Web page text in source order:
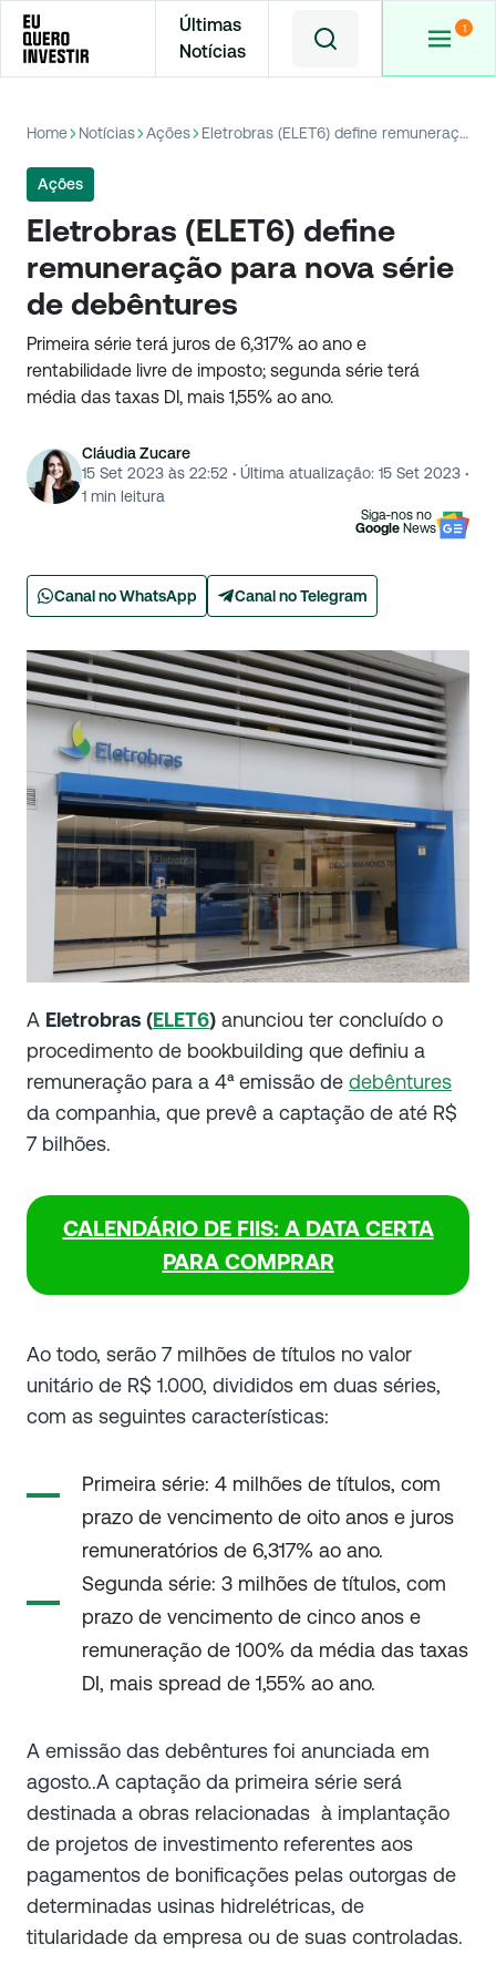
Últimas
Notícias
Home Notícias Ações Eletrobras (ELET6) define remuneração para nova série de debêntures
Ações
Eletrobras (ELET6) define
remuneração para nova série
de debêntures
Primeira série terá juros de 6,317% ao ano e
rentabilidade livre de imposto; segunda série terá
média das taxas DI, mais 1,55% ao ano.
Cláudia Zucare
15 Set 2023 às 22:52 · Última atualização: 15 Set 2023 ·
1 min leitura
Siga-nos no
Google News
Canal no WhatsApp Canal no Telegram
A Eletrobras (ELET6) anunciou ter concluído o
procedimento de bookbuilding que definiu a
remuneração para a 4ª emissão de debêntures
da companhia, que prevê a captação de até R$
7 bilhões.
CALENDÁRIO DE FIIS: A DATA CERTA
PARA COMPRAR
Ao todo, serão 7 milhões de títulos no valor
unitário de R$ 1.000, divididos em duas séries,
com as seguintes características:
Primeira série: 4 milhões de títulos, com
prazo de vencimento de oito anos e juros
remuneratórios de 6,317% ao ano.
Segunda série: 3 milhões de títulos, com
prazo de vencimento de cinco anos e
remuneração de 100% da média das taxas
DI, mais spread de 1,55% ao ano.
A emissão das debêntures foi anunciada em
agosto..A captação da primeira série será
destinada a obras relacionadas à implantação
de projetos de investimento referentes aos
pagamentos de bonificações pelas outorgas de
determinadas usinas hidrelétricas, de
titularidade da empresa ou de suas controladas.